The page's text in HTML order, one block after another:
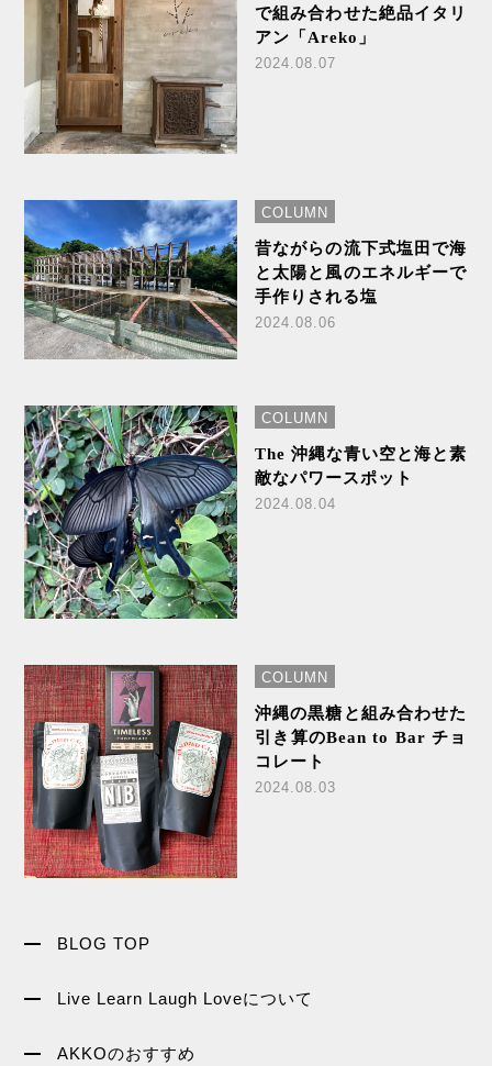
で組み合わせた絶品イタリ
アン「Areko」
2024.08.07
COLUMN
昔ながらの流下式塩田で海
と太陽と風のエネルギーで
手作りされる塩
2024.08.06
COLUMN
The 沖縄な青い空と海と素
敵なパワースポット
2024.08.04
COLUMN
沖縄の黒糖と組み合わせた
引き算のBean to Bar チョ
コレート
2024.08.03
BLOG TOP
Live Learn Laugh Loveについて
AKKOのおすすめ